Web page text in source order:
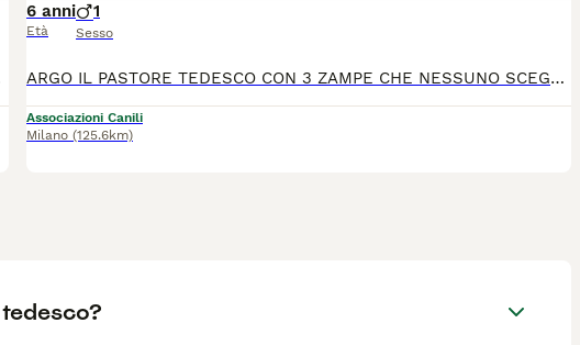
6 anni
Età
1
Sesso
ARGO IL PASTORE TEDESCO CON 3 ZAMPE CHE NESSUNO SCEGLIE! Arrivato in canile con una brutta ferita ad una zampa,già vecchia e calcificata. Non si è potuto fare nulla. Quella zampa non può usarla,ma lui non si è mai arreso . Cammina su 3zampe e quando esce all'aria aperta si muove come può,con attenzione,con dignità, con quella forza silenziosa che hanno i cani che non smettono mai di essere grati per ogni singolo momento. È un cane molto dolce,ama il contatto e le coccole ed avrebbe tanto bisogno di un posto diverso dal canile in cui vivere. Cerchiamo una famiglia che sia capace di guardare oltre la sua disabilità e amarlo per il cane meraviglioso che è. Si trova in Molise . 389 1135543
Associazioni Canili
Milano (125.6km)